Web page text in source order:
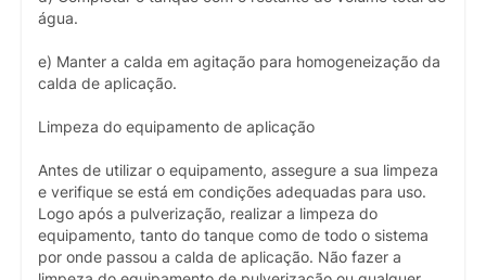
água.
e) Manter a calda em agitação para homogeneização da
calda de aplicação.
Limpeza do equipamento de aplicação
Antes de utilizar o equipamento, assegure a sua limpeza
e verifique se está em condições adequadas para uso.
Logo após a pulverização, realizar a limpeza do
equipamento, tanto do tanque como de todo o sistema
por onde passou a calda de aplicação. Não fazer a